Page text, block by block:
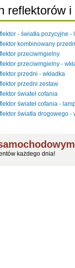
reflektorów
- światła pozycyjne -
kombinowany
przeciwmgielny
przeciwmgielny -
przedni - wkładka
przedni zestaw
świateł cofania
świateł cofania -
światła drogowego -
każdego dnia!